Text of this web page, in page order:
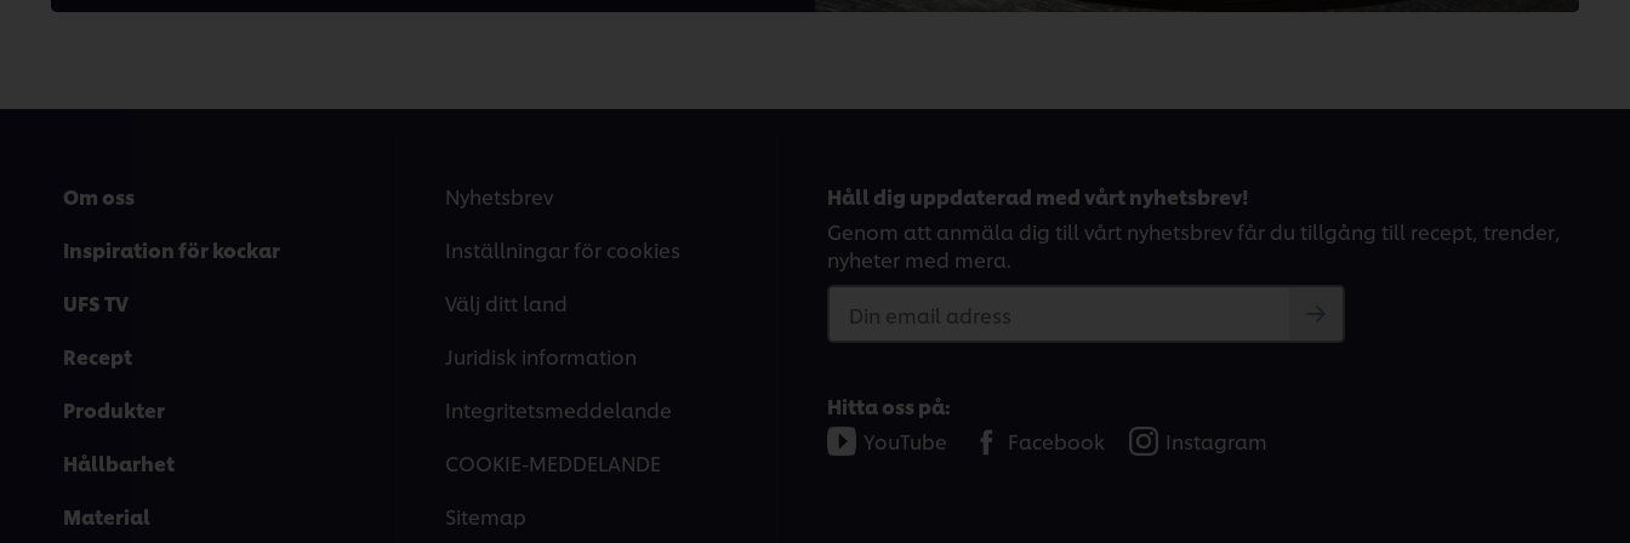
Om oss
Inspiration för kockar
UFS TV
Recept
Produkter
Hållbarhet
Material
Nyhetsbrev
Inställningar för cookies
Välj ditt land
Juridisk information
Integritetsmeddelande
COOKIE-MEDDELANDE
Sitemap
Håll dig uppdaterad med vårt nyhetsbrev!
Genom att anmäla dig till vårt nyhetsbrev får du tillgång till recept, trender,
nyheter med mera.
Din email adress
Hitta oss på:
YouTube
Facebook Instagram